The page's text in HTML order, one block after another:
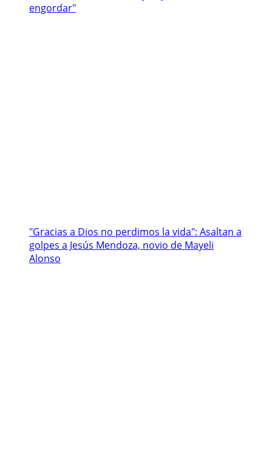
engordar"
"Gracias a Dios no perdimos la vida": Asaltan a
golpes a Jesús Mendoza, novio de Mayeli
Alonso